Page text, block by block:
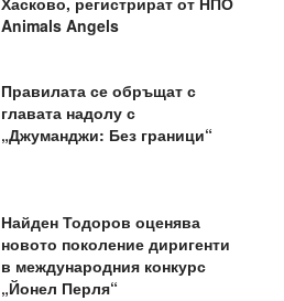
Animals Angels
Правилата се обръщат с
главата надолу с
„Джуманджи: Без граници“
Найден Тодоров оценява
новото поколение диригенти
в международния конкурс
„Йонел Перля“